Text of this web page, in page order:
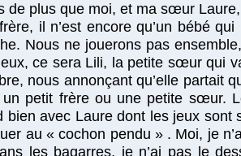
de plus que moi, et ma sœur Laure,
il n’est encore qu’un bébé qui
Nous ne jouerons pas
ce sera Lili, la petite sœur qui
nous annonçant qu’elle partait
petit frère ou une petite sœur.
bien avec Laure dont les jeux sont
au « cochon pendu » . Moi, je
les bagarres, je n’ai pas le